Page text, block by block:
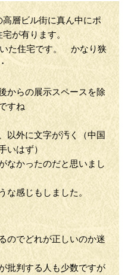
層ビル街に真ん中にポ
が有ります。
た住宅です。 かなり狭
からの展示スペースを除
すね
以外に文字が汚く（中国
いはず）
なかったのだと思いまし
な感じもしました。
のでどれが正しいのか迷
批判する人も少数ですが